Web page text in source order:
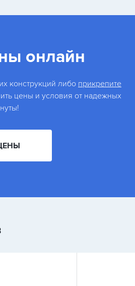
онлайн
конструкций либо прикрепите
цены и условия от надежных